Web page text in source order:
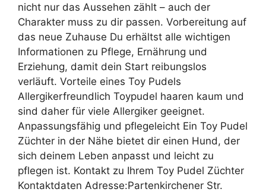
nicht nur das Aussehen zählt – auch der
Charakter muss zu dir passen. Vorbereitung auf
das neue Zuhause Du erhältst alle wichtigen
Informationen zu Pflege, Ernährung und
Erziehung, damit dein Start reibungslos
verläuft. Vorteile eines Toy Pudels
Allergikerfreundlich Toypudel haaren kaum und
sind daher für viele Allergiker geeignet.
Anpassungsfähig und pflegeleicht Ein Toy Pudel
Züchter in der Nähe bietet dir einen Hund, der
sich deinem Leben anpasst und leicht zu
pflegen ist. Kontakt zu Ihrem Toy Pudel Züchter
Kontaktdaten Adresse:Partenkirchener Str.